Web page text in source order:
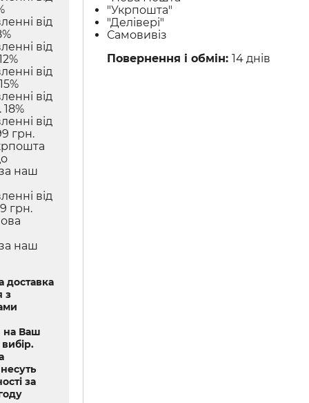
від
від
від
від
від
грн.
наш
від
грн.
наш
доставка
з
на Ваш
за
"Укрпошта"
"Делівері"
Самовивіз
Повернення і обмін:14 днів